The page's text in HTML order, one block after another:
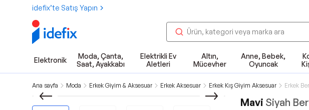
idefix’te Satış Yapın
Elektronik
Moda, Çanta,
Saat, Ayakkabı
Elektrikli Ev
Aletleri
Altın,
Mücevher
Anne, Bebek,
Oyuncak
Ana sayfa Moda Erkek Giyim & Aksesuar Erkek Aksesuar Erkek Kış Giyim Aksesuar Erkek
Mavi Siyah